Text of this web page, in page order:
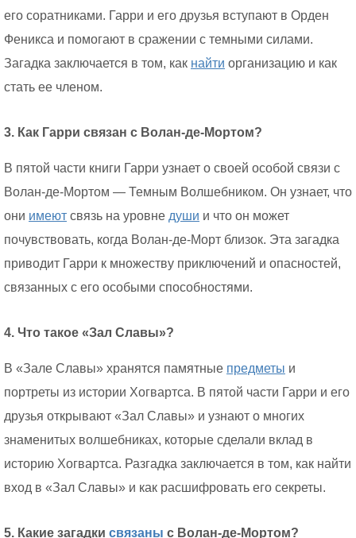
его соратниками. Гарри и его друзья вступают в Орден
Феникса и помогают в сражении с темными силами.
Загадка заключается в том, как найти организацию и как
стать ее членом.
3. Как Гарри связан с Волан-де-Мортом?
В пятой части книги Гарри узнает о своей особой связи с
Волан-де-Мортом — Темным Волшебником. Он узнает, что
они имеют связь на уровне души и что он может
почувствовать, когда Волан-де-Морт близок. Эта загадка
приводит Гарри к множеству приключений и опасностей,
связанных с его особыми способностями.
4. Что такое «Зал Славы»?
В «Зале Славы» хранятся памятные предметы и
портреты из истории Хогвартса. В пятой части Гарри и его
друзья открывают «Зал Славы» и узнают о многих
знаменитых волшебниках, которые сделали вклад в
историю Хогвартса. Разгадка заключается в том, как найти
вход в «Зал Славы» и как расшифровать его секреты.
5. Какие загадки связаны с Волан-де-Мортом?